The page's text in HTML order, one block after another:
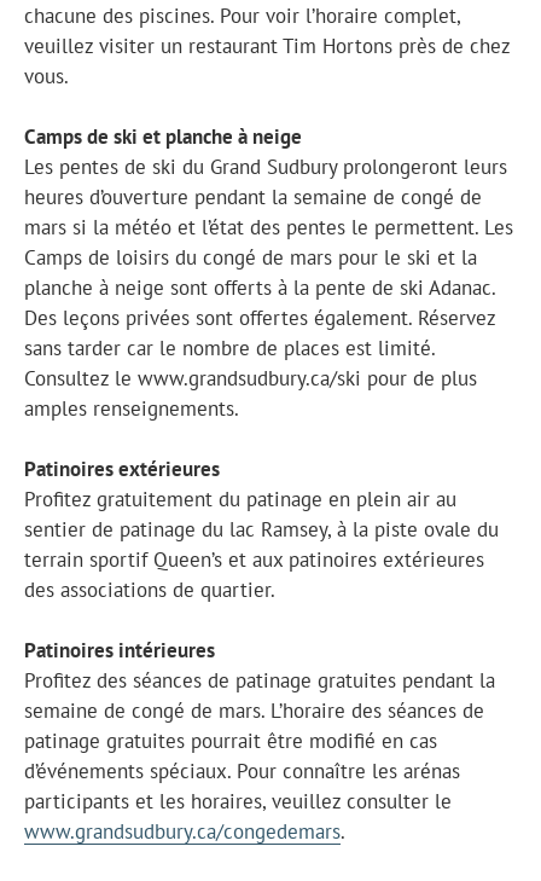
chacune des piscines. Pour voir l’horaire complet,
veuillez visiter un restaurant Tim Hortons près de chez
vous.
Camps de ski et planche à neige
Les pentes de ski du Grand Sudbury prolongeront leurs
heures d’ouverture pendant la semaine de congé de
mars si la météo et l’état des pentes le permettent. Les
Camps de loisirs du congé de mars pour le ski et la
planche à neige sont offerts à la pente de ski Adanac.
Des leçons privées sont offertes également. Réservez
sans tarder car le nombre de places est limité.
Consultez le www.grandsudbury.ca/ski pour de plus
amples renseignements.
Patinoires extérieures
Profitez gratuitement du patinage en plein air au
sentier de patinage du lac Ramsey, à la piste ovale du
terrain sportif Queen’s et aux patinoires extérieures
des associations de quartier.
Patinoires intérieures
Profitez des séances de patinage gratuites pendant la
semaine de congé de mars. L’horaire des séances de
patinage gratuites pourrait être modifié en cas
d’événements spéciaux. Pour connaître les arénas
participants et les horaires, veuillez consulter le
www.grandsudbury.ca/congedemars.